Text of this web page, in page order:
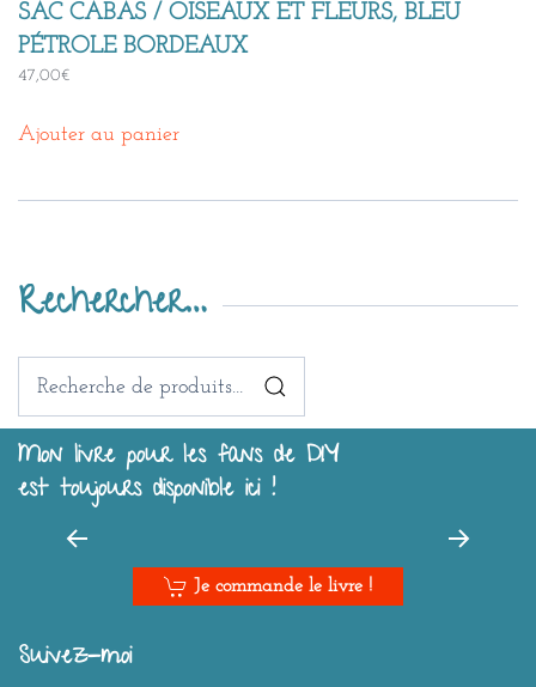
SAC CABAS / OISEAUX ET FLEURS, BLEU
PÉTROLE BORDEAUX
47,00€
Ajouter au panier
Rechercher…
Recherche
Mon livre pour les fans de DIY
est toujours disponible ici !
Je commande le livre !
Suivez-moi